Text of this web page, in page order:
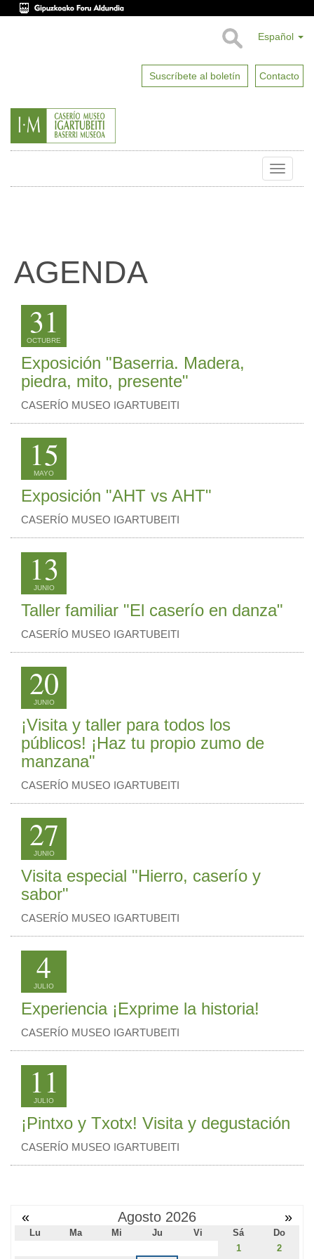
Español
Suscríbete al boletín Contacto
Toggle
AGENDA
31
OCTUBRE
Exposición "Baserria. Madera,
piedra, mito, presente"
CASERÍO MUSEO IGARTUBEITI
15
MAYO
Exposición "AHT vs AHT"
CASERÍO MUSEO IGARTUBEITI
13
JUNIO
Taller familiar "El caserío en danza"
CASERÍO MUSEO IGARTUBEITI
20
JUNIO
¡Visita y taller para todos los
públicos! ¡Haz tu propio zumo de
manzana"
CASERÍO MUSEO IGARTUBEITI
27
JUNIO
Visita especial "Hierro, caserío y
sabor"
CASERÍO MUSEO IGARTUBEITI
4
JULIO
Experiencia ¡Exprime la historia!
CASERÍO MUSEO IGARTUBEITI
11
JULIO
¡Pintxo y Txotx! Visita y degustación
CASERÍO MUSEO IGARTUBEITI
« Agosto 2026 »
Lu Ma Mi Ju Vi Sá
Do
1
2